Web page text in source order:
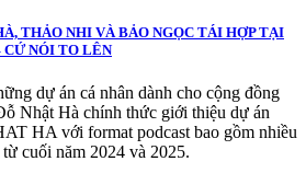
THẢO NHI VÀ BẢO NGỌC TÁI HỢP TẠI
CỨ NÓI TO LÊN
dự án cá nhân dành cho cộng đồng
Nhật Hà chính thức giới thiệu dự án
HA với format podcast bao gồm nhiều
cuối năm 2024 và 2025.